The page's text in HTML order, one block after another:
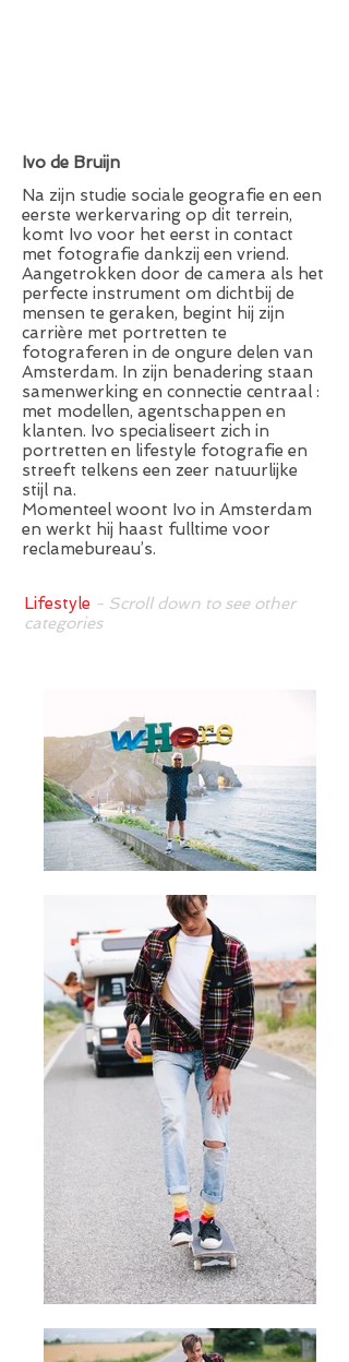
Ivo de Bruijn
Na zijn studie sociale geografie en een
eerste werkervaring op dit terrein,
komt Ivo voor het eerst in contact
met fotografie dankzij een vriend.
Aangetrokken door de camera als het
perfecte instrument om dichtbij de
mensen te geraken, begint hij zijn
carrière met portretten te
fotograferen in de ongure delen van
Amsterdam. In zijn benadering staan
samenwerking en connectie centraal :
met modellen, agentschappen en
klanten. Ivo specialiseert zich in
portretten en lifestyle fotografie en
streeft telkens een zeer natuurlijke
stijl na.
Momenteel woont Ivo in Amsterdam
en werkt hij haast fulltime voor
reclamebureau’s.
Lifestyle - Scroll down to see other
categories